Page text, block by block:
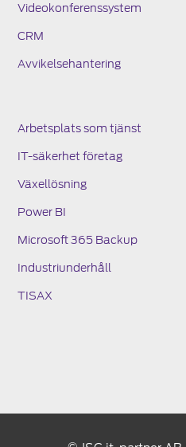
Videokonferenssystem
CRM
Avvikelsehantering
Arbetsplats som tjänst
IT-säkerhet företag
Växellösning
Power BI
Microsoft 365 Backup
Industriunderhåll
TISAX